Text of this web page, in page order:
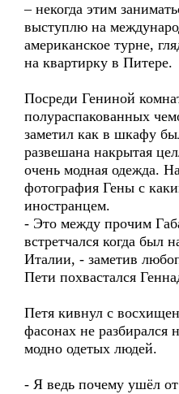
– некогда этим
выступлю на
американское турне,
на квартирку в Питере.
Посреди Гениной
полураспакованных
заметил как в шкафу
развешана накрытая
очень модная одежда.
фотография Гены с
иностранцем.
- Это между прочим
встретчался когда был
Италии, - заметив
Пети похвастался
Петя кивнул с
фасонах не разбирался
модно одетых людей.
- Я ведь почему ушёл